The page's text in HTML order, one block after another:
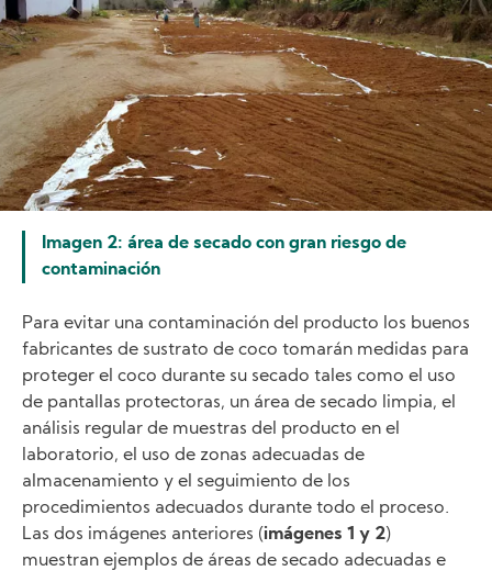
Imagen 2: área de secado con gran riesgo de
contaminación
Para evitar una contaminación del producto los buenos
fabricantes de sustrato de coco tomarán medidas para
proteger el coco durante su secado tales como el uso
de pantallas protectoras, un área de secado limpia, el
análisis regular de muestras del producto en el
laboratorio, el uso de zonas adecuadas de
almacenamiento y el seguimiento de los
procedimientos adecuados durante todo el proceso.
Las dos imágenes anteriores (imágenes 1 y 2)
muestran ejemplos de áreas de secado adecuadas e